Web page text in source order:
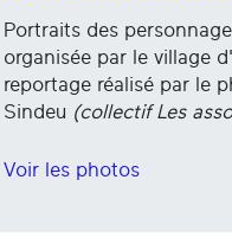
Portraits des
organisée par le village
reportage réalisé par le
Sindeu (collectif Les
Voir les photos